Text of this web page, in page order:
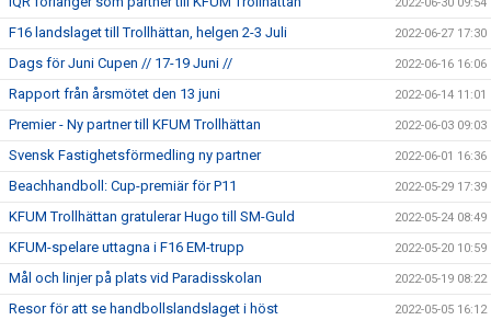
F16 landslaget till Trollhättan, helgen 2-3 Juli 2022-06-27 17:30
Dags för Juni Cupen // 17-19 Juni // 2022-06-16 16:06
Rapport från årsmötet den 13 juni 2022-06-14 11:01
Premier - Ny partner till KFUM Trollhättan 2022-06-03 09:03
Svensk Fastighetsförmedling ny partner 2022-06-01 16:36
Beachhandboll: Cup-premiär för P11 2022-05-29 17:39
KFUM Trollhättan gratulerar Hugo till SM-Guld 2022-05-24 08:49
KFUM-spelare uttagna i F16 EM-trupp 2022-05-20 10:59
Mål och linjer på plats vid Paradisskolan 2022-05-19 08:22
Resor för att se handbollslandslaget i höst 2022-05-05 16:12